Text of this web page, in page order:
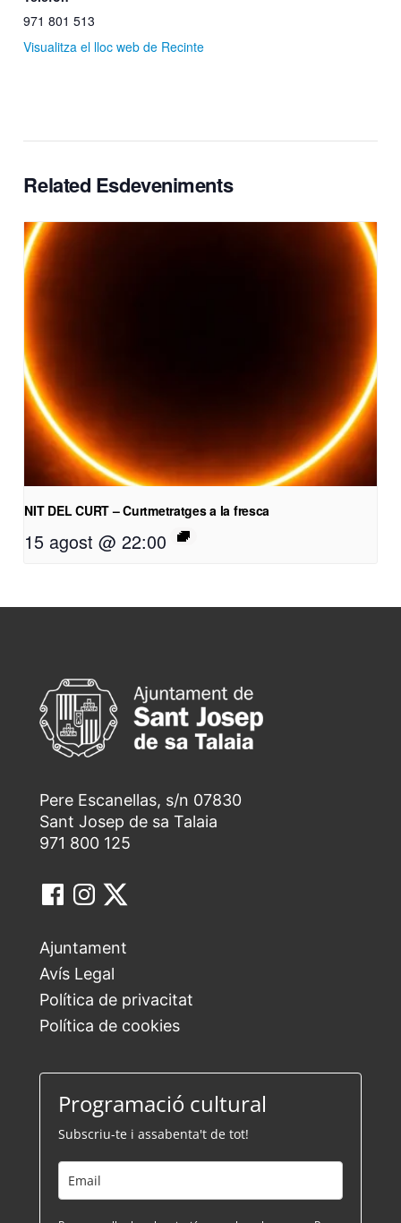
971 801 513
Visualitza el lloc web de Recinte
Related Esdeveniments
NIT DEL CURT – Curtmetratges a la fresca
15 agost @ 22:00
Pere Escanellas, s/n 07830
Sant Josep de sa Talaia
971 800 125
Ajuntament
Avís Legal
Política de privacitat
Política de cookies
Programació cultural
Subscriu-te i assabenta't de tot!